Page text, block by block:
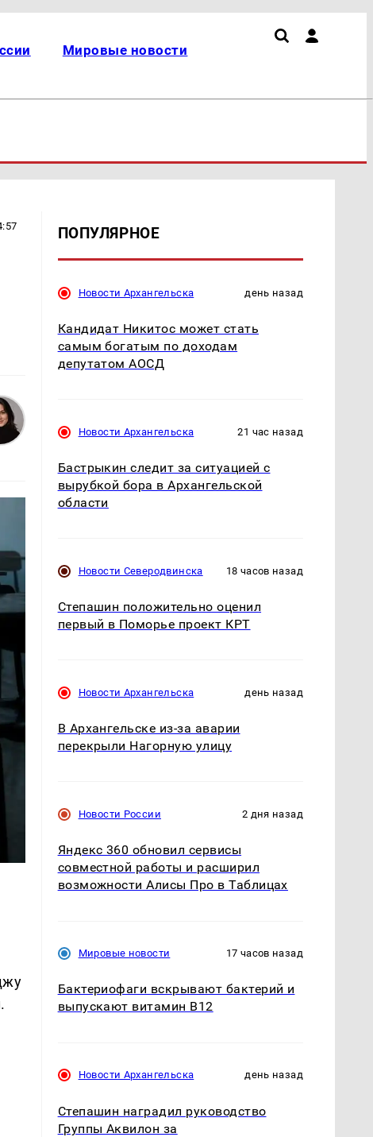
Мировые новости
ПОПУЛЯРНОЕ
Новости Архангельска день назад
Кандидат Никитос может стать
самым богатым по доходам
депутатом АОСД
Новости Архангельска 21 час назад
Бастрыкин следит за ситуацией с
вырубкой бора в Архангельской
области
Новости Северодвинска 18 часов назад
Степашин положительно оценил
первый в Поморье проект КРТ
Новости Архангельска день назад
В Архангельске из-за аварии
перекрыли Нагорную улицу
Новости России 2 дня назад
Яндекс 360 обновил сервисы
совместной работы и расширил
возможности Алисы Про в Таблицах
Мировые новости 17 часов назад
Бактериофаги вскрывают бактерий и
выпускают витамин B12
Новости Архангельска день назад
Степашин наградил руководство
Группы Аквилон за